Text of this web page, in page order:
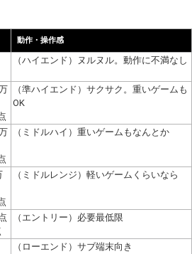
動作・操作感
（ハイエンド）ヌルヌル。動作に不満なし
（準ハイエンド）サクサク。重いゲームも
OK
（ミドルハイ）重いゲームもなんとか
（ミドルレンジ）軽いゲームくらいなら
（エントリー）必要最低限
（ローエンド）サブ端末向き